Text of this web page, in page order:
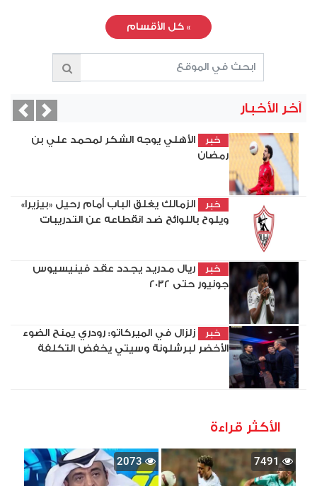
» كل الأقسام
آخر الأخبار
خبر
الأهلي يوجه الشكر لمحمد علي بن
رمضان
خبر
الزمالك يغلق الباب أمام رحيل «بيزيرا»
ويلوح باللوائح ضد انقطاعه عن التدريبات
خبر
ريال مدريد يجدد عقد فينيسيوس
جونيور حتى 2032
خبر
زلزال في الميركاتو: رودري يمنح الضوء
الأخضر لبرشلونة وسيتي يخفض التكلفة
Next
الأكثر قراءة
7491
2073